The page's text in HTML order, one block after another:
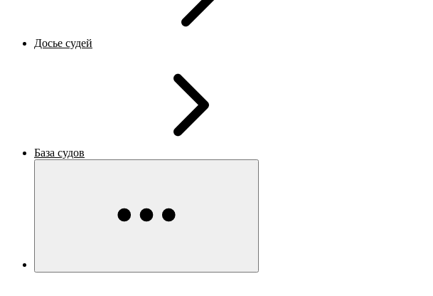
Досье судей
База судов